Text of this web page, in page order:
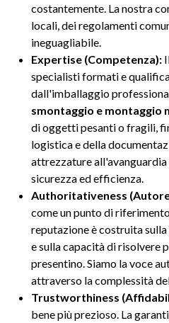
costantemente. La nostra
locali, dei regolamenti
ineguagliabile.
Expertise (Competenza):
specialisti formati e
dall'imballaggio
smontaggio e montaggio
di oggetti pesanti o fragili,
logistica e della
attrezzature
sicurezza ed efficienza.
Authoritativeness
come un punto di
reputazione è costruita
e sulla capacità di risolvere
presentino. Siamo la voce
attraverso la complessità
Trustworthiness
bene più prezioso. La